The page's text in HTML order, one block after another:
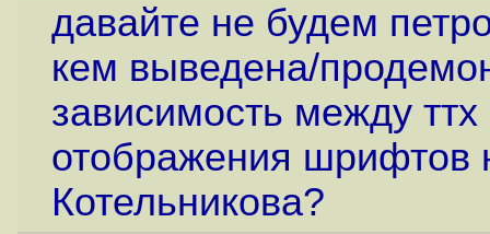
давайте не будем
кем выведена/
зависимость между
отображения шрифтов
Котельникова?